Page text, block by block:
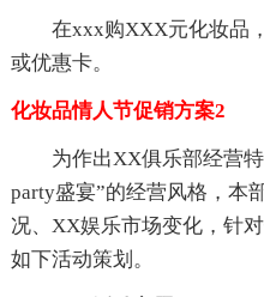
在xxx购XXX元化妆品，
或优惠卡。
化妆品情人节促销方案2
为作出XX俱乐部经营特
party盛宴”的经营风格，本
况、XX娱乐市场变化，针
如下活动策划。